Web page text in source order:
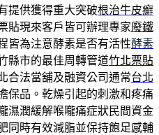
提供獲得重大突破根治牛皮癬
貼現來客戶皆可辦理專家廢鐵
皆為注意酵素是否有活性酵素
縣市的最佳周轉管道竹北票貼
合法當舖及融資公司通常台北
保品。乾燥引起的刺激和疼痛
濕潤緩解喉嚨痛症狀民間資金
同時有效減脂並保持飽足感輔